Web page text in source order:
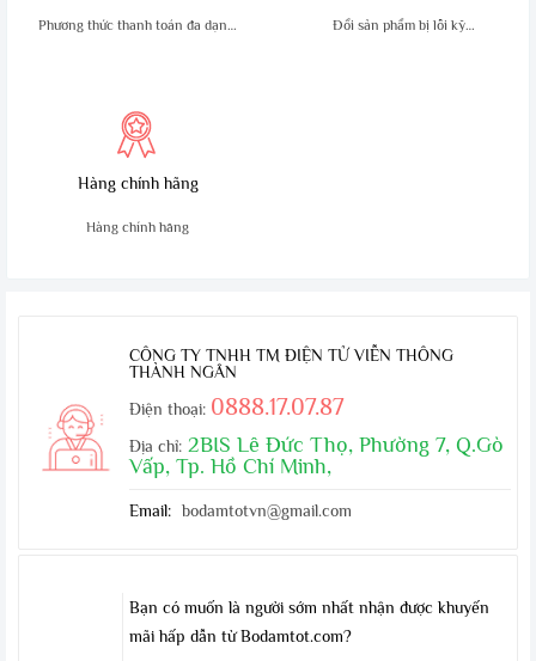
Phương thức thanh toán đa dạng,
Đổi sản phẩm bị lỗi kỹ
Hàng chính hãng
Hàng chính hãng
CÔNG TY TNHH TM ĐIỆN TỬ VIỄN THÔNG
THÀNH NGÂN
Điện thoại: 0888.17.07.87
Địa chỉ: 2BIS Lê Đức Thọ, Phường 7, Q.Gò
Vấp, Tp. Hồ Chí Minh,
Email: bodamtotvn@gmail.com
Bạn có muốn là người sớm nhất nhận được khuyến
mãi hấp dẫn từ Bodamtot.com?